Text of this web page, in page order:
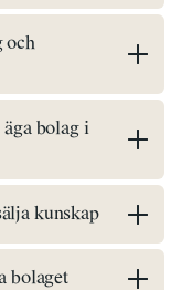
och
bolag i
– till att sälja kunskap
att driva bolaget